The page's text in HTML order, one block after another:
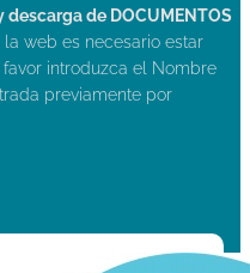
descarga de DOCUMENTOS
la web es necesario estar
introduzca el Nombre
previamente por